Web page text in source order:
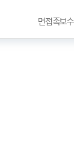
면접족보수